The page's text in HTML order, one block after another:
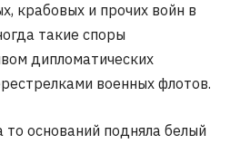
крабовых и прочих войн в
такие споры
дипломатических
военных флотов.
оснований подняла белый